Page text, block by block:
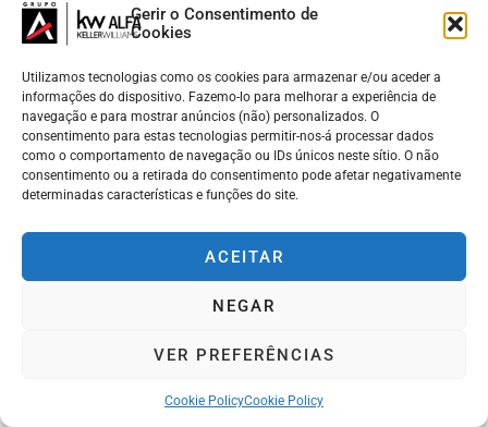
Gerir o Consentimento de
Cookies
Utilizamos tecnologias como os cookies para armazenar e/ou aceder a
informações do dispositivo. Fazemo-lo para melhorar a experiência de
navegação e para mostrar anúncios (não) personalizados. O
consentimento para estas tecnologias permitir-nos-á processar dados
como o comportamento de navegação ou IDs únicos neste sítio. O não
consentimento ou a retirada do consentimento pode afetar negativamente
determinadas características e funções do site.
ACEITAR
NEGAR
VER PREFERÊNCIAS
Cookie PolicyCookie Policy